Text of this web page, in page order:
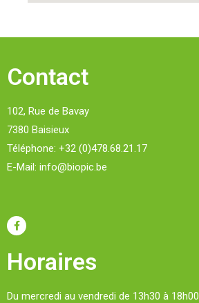
Contact
102, Rue de Bavay
7380 Baisieux
Téléphone: +32 (0)478.68.21.17
E-Mail: info@biopic.be
Horaires
Du mercredi au vendredi de 13h30 à 18h00